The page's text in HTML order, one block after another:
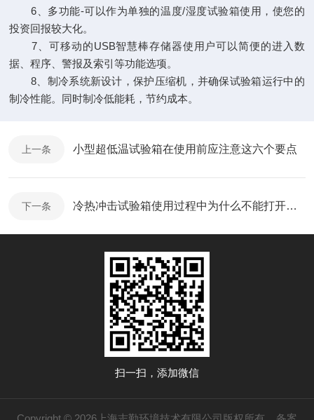
6、多功能-可以作为单独的温度/湿度试验箱使用，使您的
投资回报较大化。
7、可移动的USB智慧棒存储器使用户可以简便的进入数
据、程序、警报及索引等功能选项。
8、制冷系统新设计，保护压缩机，并确保试验箱运行中的
制冷性能。同时制冷低能耗，节约成本。
上一条 小型超低温试验箱在使用前应注意这六个要点
下一条 冷热冲击试验箱使用过程中为什么不能打开箱门？
扫一扫，添加微信